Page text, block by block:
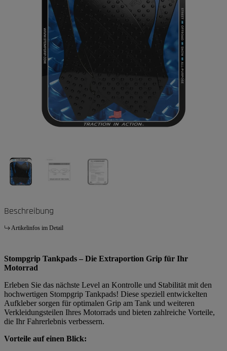
Beschreibung
Artikelinfos im Detail
Stompgrip Tankpads – Die Extraportion Grip für Ihr
Motorrad
Erleben Sie das nächste Level an Kontrolle und Stabilität mit den
hochwertigen Stompgrip Tankpads! Diese speziell entwickelten
Aufkleber sorgen für optimalen Grip am Tank und weiteren
Verkleidungsteilen Ihres Motorrads und bieten zahlreiche Vorteile,
die Ihr Fahrerlebnis verbessern.
Vorteile auf einen Blick: